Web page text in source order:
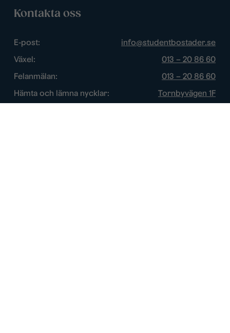
Kontakta oss
E-post:
info@studentbostader.se
Växel:
013 – 20 86 60
Felanmälan:
013 – 20 86 60
Hämta och lämna nycklar:
Tornbyvägen 1F